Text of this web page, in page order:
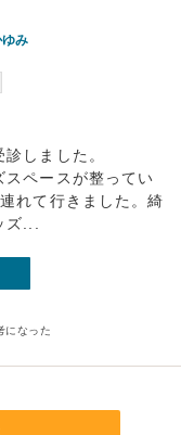
み
しました。
スペースが整ってい
れて行きました。綺
...
になった